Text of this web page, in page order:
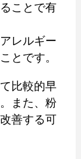
ことで有
レルギー
とです。
比較的早
また、粉
善する可